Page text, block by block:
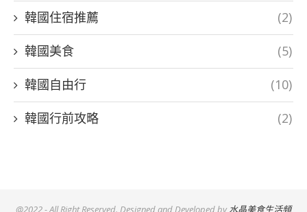
韓國住宿推薦 (2)
韓國美食 (5)
韓國自由行 (10)
韓國行前攻略 (2)
@2022 - All Right Reserved. Designed and Developed by水晶美食生活頻